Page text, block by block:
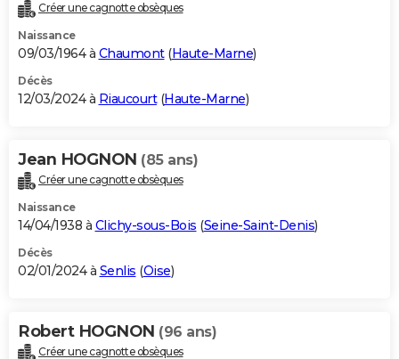
Créer une cagnotte obsèques
Naissance
09/03/1964 à Chaumont(Haute-Marne)
Décès
12/03/2024 à Riaucourt(Haute-Marne)
Jean HOGNON (85 ans)
Créer une cagnotte obsèques
Naissance
14/04/1938 à Clichy-sous-Bois (Seine-Saint-Denis)
Décès
02/01/2024 à Senlis (Oise)
Robert HOGNON (96 ans)
Créer une cagnotte obsèques